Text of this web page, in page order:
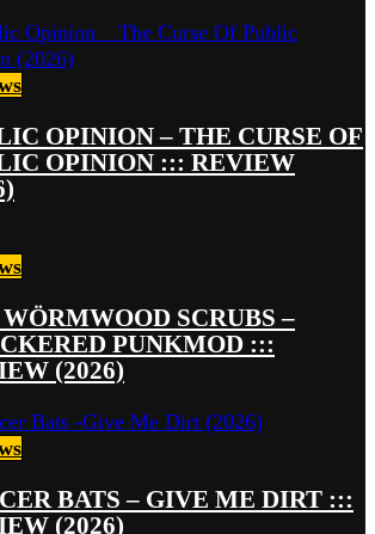
OPINION – THE CURSE OF
OPINION ::: REVIEW
SCRUBS –
PUNKMOD :::
(2026)
BATS – GIVE ME DIRT :::
(2026)